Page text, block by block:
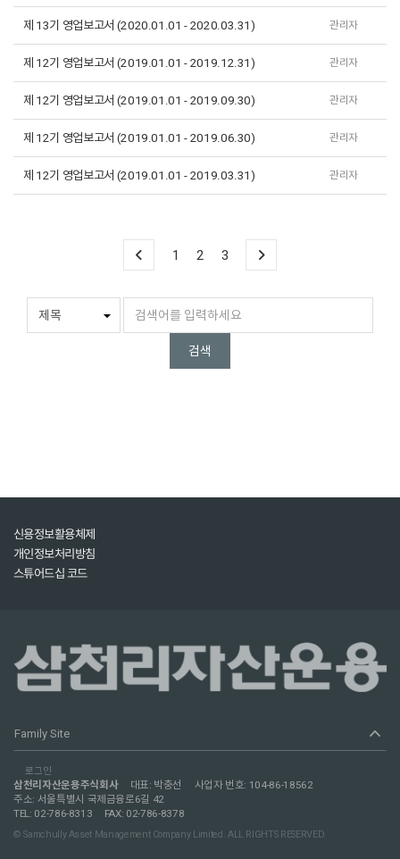
제 13기 영업보고서 (2020.01.01 - 2020.03.31) 관리자
제 12기 영업보고서 (2019.01.01 - 2019.12.31) 관리자
제 12기 영업보고서 (2019.01.01 - 2019.09.30) 관리자
제 12기 영업보고서 (2019.01.01 - 2019.06.30) 관리자
제 12기 영업보고서 (2019.01.01 - 2019.03.31) 관리자
1 2 3
검색
신용정보활용체제
개인정보처리방침
스튜어드십 코드
Family Site expand_less
로그인
삼천리자산운용주식회사 대표: 박충선
사업자 번호: 104-86-18562
주소: 서울특별시 국제금융로6길 42
TEL: 02-786-8313
FAX: 02-786-8378
© Samchully Asset Management Company Limited. ALL RIGHTS RESERVED.